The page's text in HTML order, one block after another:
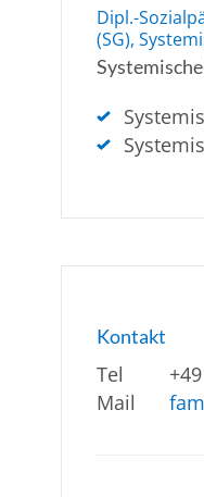
Dipl.-
(SG),
Kontakt
Tel
Mail